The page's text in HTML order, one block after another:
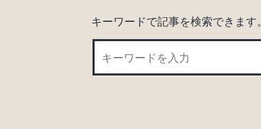
キーワードで記事を検索できます。